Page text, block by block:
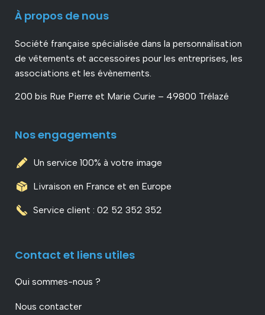
À propos de nous
Société française spécialisée dans la personnalisation
de vêtements et accessoires pour les entreprises, les
associations et les évènements.
200 bis Rue Pierre et Marie Curie – 49800 Trélazé
Nos engagements
Un service 100% à votre image
Livraison en France et en Europe
Service client : 02 52 352 352
Contact et liens utiles
Qui sommes-nous ?
Nous contacter